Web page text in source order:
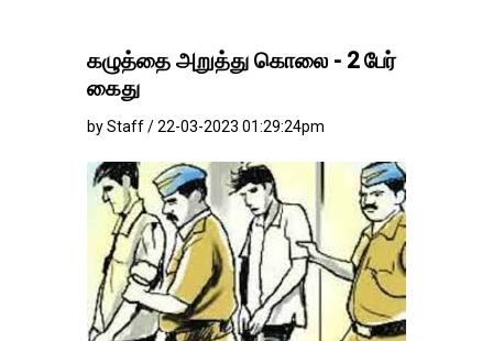
கழுத்தை அறுத்து கொலை - 2 பேர்
கைது
by Staff / 22-03-2023 01:29:24pm